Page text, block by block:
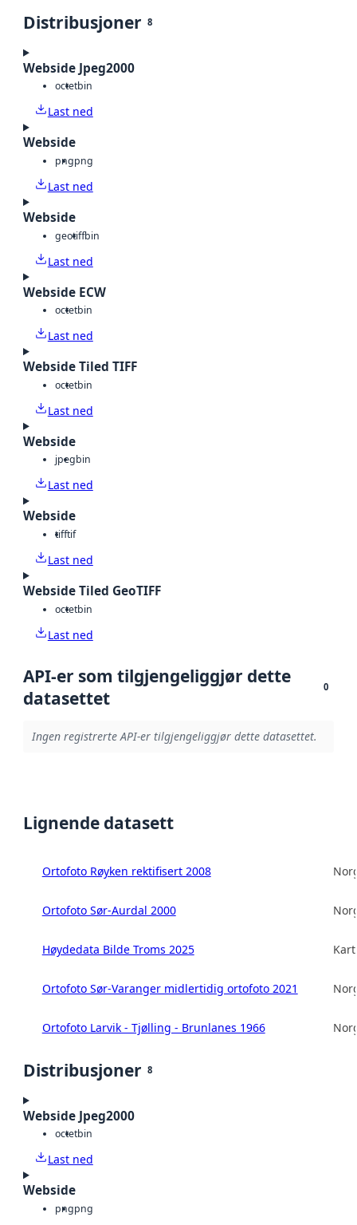
Distribusjoner 8
Webside Jpeg2000
octetbin
Last ned
Webside
pngpng
Last ned
Webside
geotiffbin
Last ned
Webside ECW
octetbin
Last ned
Webside Tiled TIFF
octetbin
Last ned
Webside
jpegbin
Last ned
Webside
tifftif
Last ned
Webside Tiled GeoTIFF
octetbin
Last ned
API-er som tilgjengeliggjør dette
datasettet
0
Ingen registrerte API-er tilgjengeliggjør dette datasettet.
Lignende datasett
Ortofoto Røyken rektifisert 2008
Ortofoto Sør-Aurdal 2000
Høydedata Bilde Troms 2025
Ortofoto Sør-Varanger midlertidig ortofoto 2021
Ortofoto Larvik - Tjølling - Brunlanes 1966
Distribusjoner 8
Webside Jpeg2000
octetbin
Last ned
Webside
pngpng